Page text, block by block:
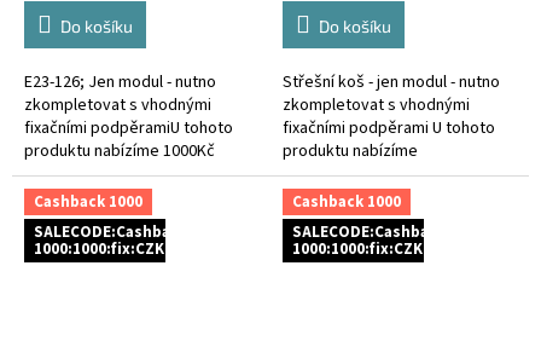
Do košíku
E23-126; Jen modul - nutno
zkompletovat s vhodnými
fixačními podpěramiU tohoto
produktu nabízíme 1000Kč
cashback za platbu předem a to
buď bankovním převodem,
nebo platební...
Do košíku
Střešní koš - jen modul - nutno
zkompletovat s vhodnými
fixačními podpěrami U tohoto
produktu nabízíme
1.000Kč cashback za platbu
předem a to buď bankovním
převodem,...
Cashback 1000
SALECODE:Cashback
1000:1000:fix:CZK
Cashback 1000
SALECODE:Cashback
1000:1000:fix:CZK